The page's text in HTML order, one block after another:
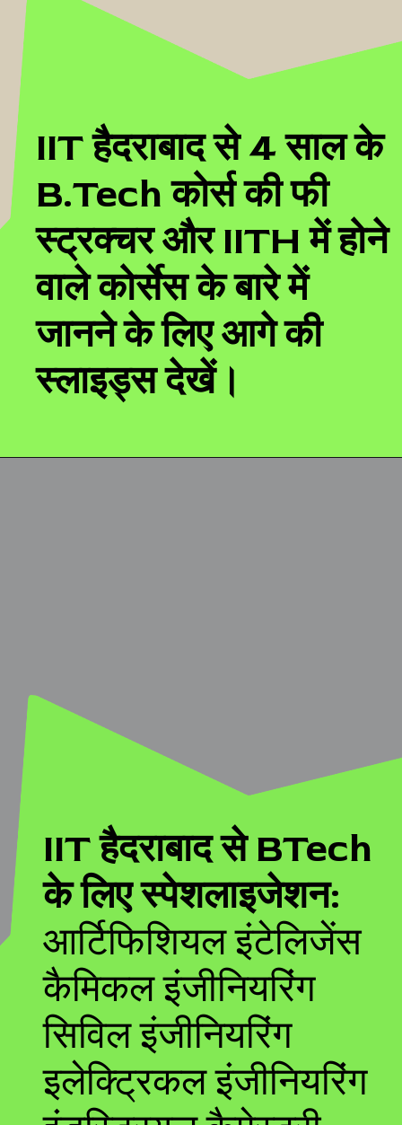
IIT हैदराबाद से 4 साल के
B.Tech कोर्स की फी
स्ट्रक्चर और IITH में होने
वाले कोर्सेस के बारे में
जानने के लिए आगे की
स्लाइड्स देखें।
IIT हैदराबाद से BTech
के लिए स्पेशलाइजेशन:
आर्टिफिशियल इंटेलिजेंस
कैमिकल इंजीनियरिंग
सिविल इंजीनियरिंग
इलेक्ट्रिकल इंजीनियरिंग